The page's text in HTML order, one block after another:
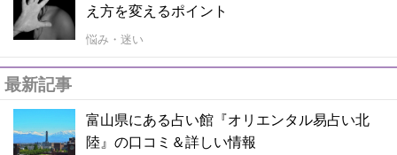
え方を変えるポイント
悩み・迷い
最新記事
富山県にある占い館『オリエンタル易占い北
陸』の口コミ＆詳しい情報